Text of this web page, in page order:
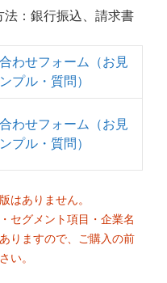
：銀行振込、請求書
わせフォーム（お見
プル・質問）
わせフォーム（お見
プル・質問）
はありません。
セグメント項目・企業名
りますので、ご購入の前
い。